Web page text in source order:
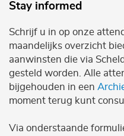
Stay informed
Schrijf u in op onze
maandelijks overzicht
aanwinsten die via
gesteld worden. Alle
bijgehouden in een
moment terug kunt
Via onderstaande